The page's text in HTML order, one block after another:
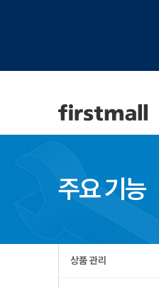
주요 기능
상품 관리